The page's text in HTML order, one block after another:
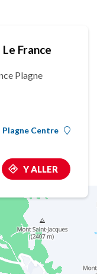
France
Plagne
Plagne Centre
Y ALLER